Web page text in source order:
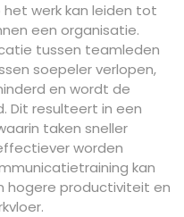
werk kan leiden tot
een organisatie.
tussen teamleden
soepeler verlopen,
en wordt de
Dit resulteert in een
taken sneller
worden
kan
hogere productiviteit en